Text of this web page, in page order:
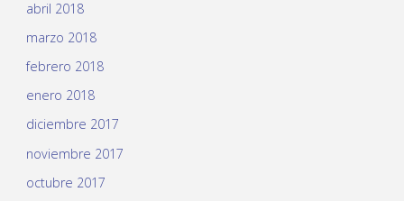
abril 2018
marzo 2018
febrero 2018
enero 2018
diciembre 2017
noviembre 2017
octubre 2017